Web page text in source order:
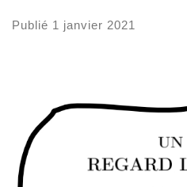
Publié 1 janvier 2021